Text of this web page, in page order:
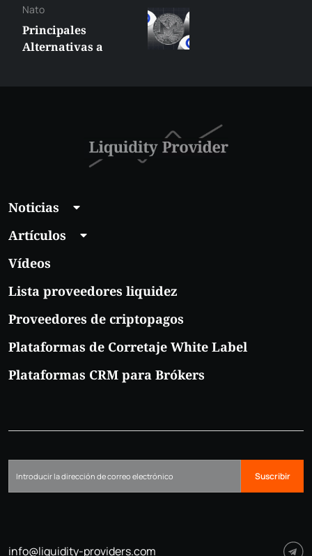
Nato
Principales
Alternativas a
Noticias
Artículos
Vídeos
Lista proveedores liquidez
Proveedores de criptopagos
Plataformas de Corretaje White Label
Plataformas CRM para Brókers
Suscribir
info@liquidity-providers.com